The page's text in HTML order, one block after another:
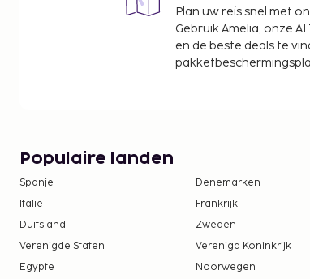
beachvolleybalfaciliteiten ter plaatse.
in één van de 3 strandbars.
Gasten kunnen een mobiel
Plan uw reis snel met
Gebruik Amelia, onze
en de beste deals te
Populaire landen
Spanje Denemarken
Italië
Frankrijk
Duitsland
Zweden
Verenigde Staten
Verenigd Koninkrijk
Egypte
Noorwegen